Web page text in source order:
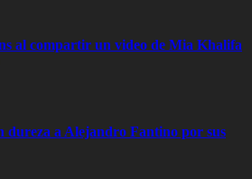
al compartir un video de Mia Khalifa
dureza a Alejandro Fantino por sus